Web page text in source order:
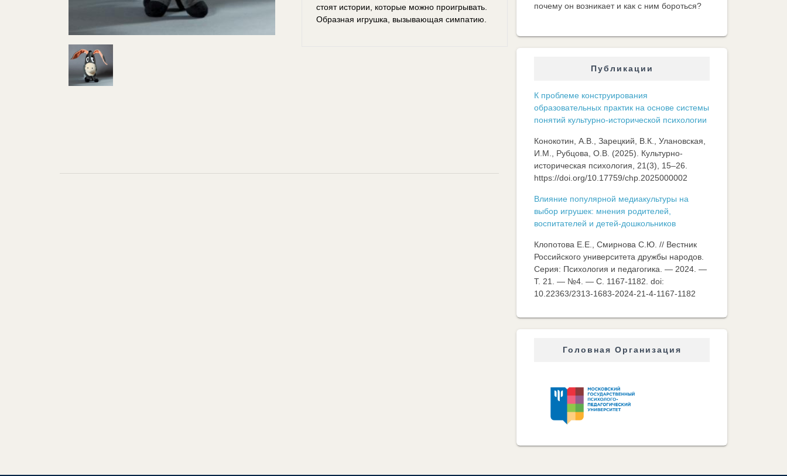
стоят истории, которые можно проигрывать.
Образная игрушка, вызывающая симпатию.
почему он возникает и как с ним бороться?
Публикации
К проблеме конструирования
образовательных практик на основе системы
понятий культурно-исторической психологии
Конокотин, А.В., Зарецкий, В.К., Улановская,
И.М., Рубцова, О.В. (2025). Культурно-
историческая психология, 21(3), 15–26.
https://doi.org/10.17759/chp.2025000002
Влияние популярной медиакультуры на
выбор игрушек: мнения родителей,
воспитателей и детей-дошкольников
Клопотова Е.Е., Смирнова С.Ю. // Вестник
Российского университета дружбы народов.
Серия: Психология и педагогика. — 2024. —
Т. 21. — №4. — C. 1167-1182. doi:
10.22363/2313-1683-2024-21-4-1167-1182
Головная Организация